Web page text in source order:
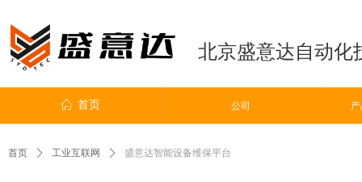
ꀇ 首页 ꀶ 公司
公司
北京盛意达自动化
首页 ꄲ 工业互联网 ꄲ 盛意达智能设备维保平台